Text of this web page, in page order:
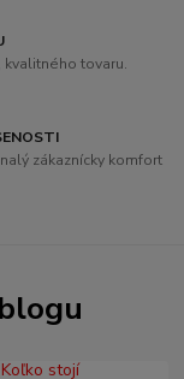
tovaru.
zákaznícky komfort